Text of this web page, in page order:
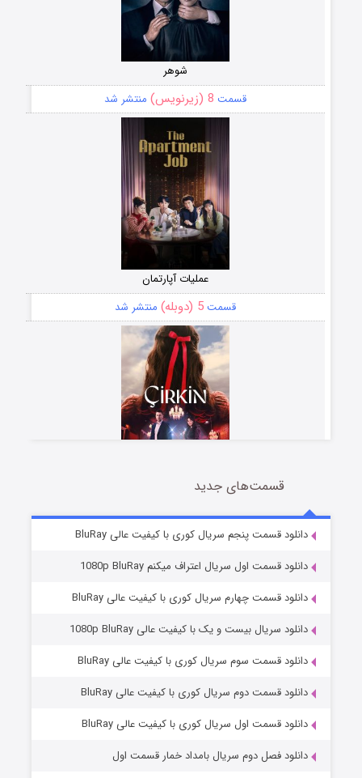
شوهر
قسمت 8 (زیرنویس) منتشر شد
عملیات آپارتمان
قسمت5 (دوبله) منتشر شد
سریال زشت
قسمت2 (زیرنویس) منتشر شد
مردگان متحرک: شهر مرده ۳
قسمت2 (زیرنویس) منتشر شد
قسمت‌های جدید
دانلود قسمت پنجم سریال کوری با کیفیت عالی BluRay
دانلود قسمت اول سریال اعتراف میکنم 1080p BluRay
دانلود قسمت چهارم سریال کوری با کیفیت عالی BluRay
دانلود سریال بیست و یک با کیفیت عالی 1080p BluRay
دانلود قسمت سوم سریال کوری با کیفیت عالی BluRay
دانلود قسمت دوم سریال کوری با کیفیت عالی BluRay
دانلود قسمت اول سریال کوری با کیفیت عالی BluRay
دانلود فصل دوم سریال بامداد خمار قسمت اول